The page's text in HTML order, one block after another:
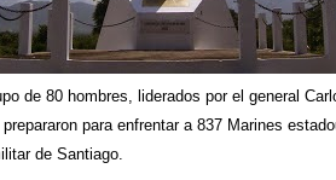
de 80 hombres, liderados por el general
para enfrentar a 837 Marines
de Santiago.